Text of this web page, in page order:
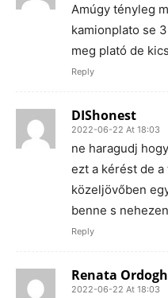
Amúgy tényleg
kamionplato se
meg plató de
Reply
DIShonest
2022-06-22 At 18:03
ne haragudj
ezt a kérést de
közeljövőben
benne s
Reply
Renata Ordogh
2022-06-22 At 18:03